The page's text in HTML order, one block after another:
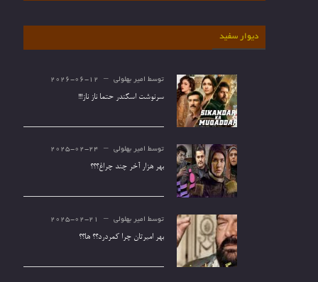
دیوار سفید
توسط امیر بهلولی 2026-06-12
سرنوشت اسکندر حتما ناز ناز!!!
توسط امیر بهلولی 2025-02-24
بهر هزار آخر چند چراغ؟؟؟
توسط امیر بهلولی 2025-02-21
بهر امیرتان چرا کمردرد؟؟ ها؟؟